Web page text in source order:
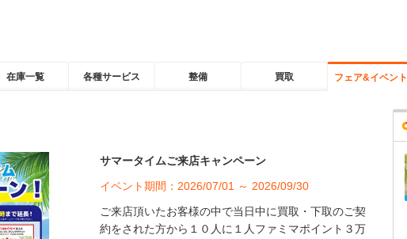
在庫一覧 各種サービス 整備 買取 フェア&イベント
サマータイムご来店キャンペーン
イベント期間：2026/07/01 ～ 2026/09/30
ご来店頂いたお客様の中で当日中に買取・下取のご契
約をされた方から１０人に１人ファミマポイント３万